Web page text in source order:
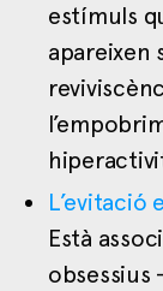
estímuls
apareixen
L’evitació
Està
obsessius